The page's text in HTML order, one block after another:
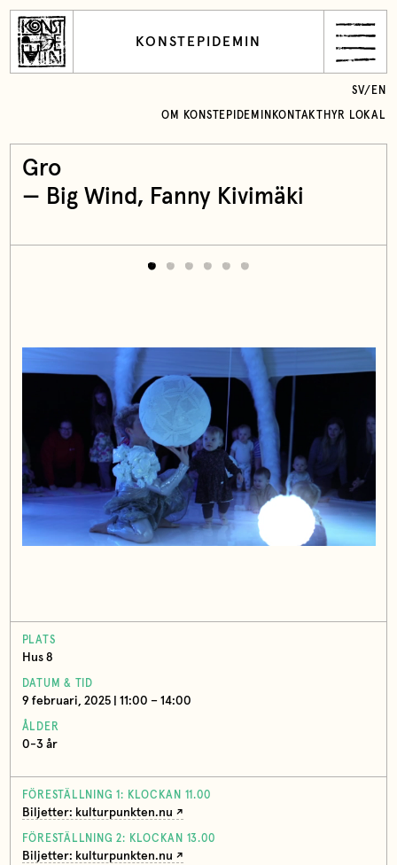
KONSTEPIDEMIN
OM KONSTEPIDEMIN KONTAKT HYR LOKAL
SV/ EN
Gro
— Big Wind, Fanny Kivimäki
PLATS
Hus 8
DATUM & TID
9 februari, 2025 | 11:00 – 14:00
ÅLDER
0-3 år
FÖRESTÄLLNING 1: KLOCKAN 11.00
Biljetter: kulturpunkten.nu
FÖRESTÄLLNING 2: KLOCKAN 13.00
Biljetter: kulturpunkten.nu